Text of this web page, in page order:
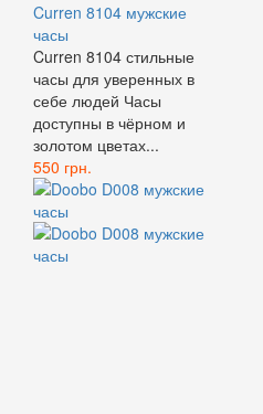
Curren 8104 мужские
часы
Curren 8104 стильные
часы для уверенных в
себе людей Часы
доступны в чёрном и
золотом цветах...
550 грн.